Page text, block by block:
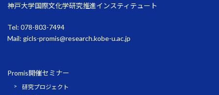
神戸大学国際文化学研究推進インスティテュート
Tel: 078-803-7494
Mail: gicls-promis@research.kobe-u.ac.jp
Promis開催セミナー
研究プロジェクト